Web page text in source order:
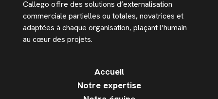
Callego offre des solutions d’externalisation
commerciale partielles ou totales, novatrices et
adaptées à chaque organisation, plaçant l’humain
au cœur des projets.
Accueil
Notre expertise